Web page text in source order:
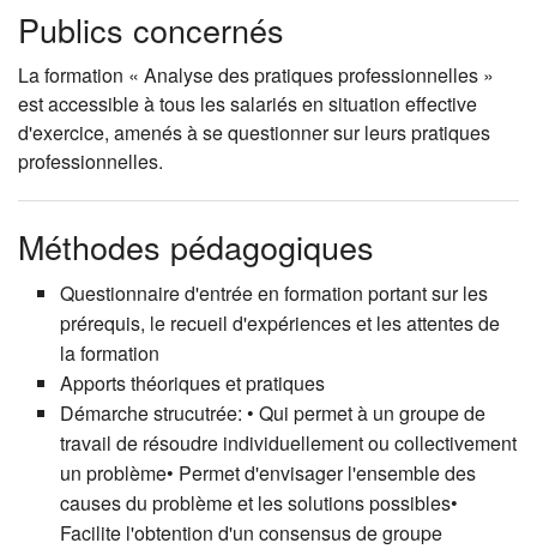
Publics concernés
La formation « Analyse des pratiques professionnelles »
est accessible à tous les salariés en situation effective
d'exercice, amenés à se questionner sur leurs pratiques
professionnelles.
Méthodes pédagogiques
Questionnaire d'entrée en formation portant sur les
prérequis, le recueil d'expériences et les attentes de
la formation
Apports théoriques et pratiques
Démarche strucutrée: • Qui permet à un groupe de
travail de résoudre individuellement ou collectivement
un problème• Permet d'envisager l'ensemble des
causes du problème et les solutions possibles•
Facilite l'obtention d'un consensus de groupe